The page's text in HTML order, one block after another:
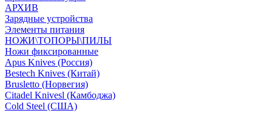
АРХИВ
Зарядные устройства
Элементы питания
НОЖИ\ТОПОРЫ\ПИЛЫ
Ножи фиксированные
Apus Knives (Россия)
Bestech Knives (Китай)
Brusletto (Норвегия)
Citadel Knivesl (Камбоджа)
Cold Steel (США)